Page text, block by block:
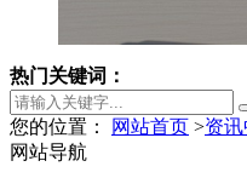
热门关键词：
您的位置： 网站首页 >资
网站导航